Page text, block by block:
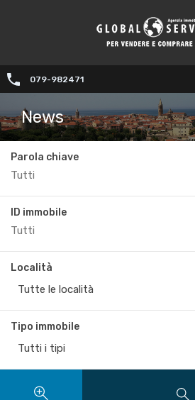
079-982471
News
Parola chiave
ID immobile
Località
Tutte le località
Tipo immobile
Tutti i tipi